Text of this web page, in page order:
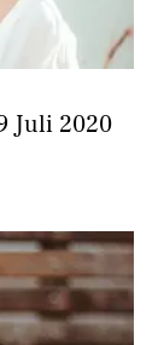
Juli 2020